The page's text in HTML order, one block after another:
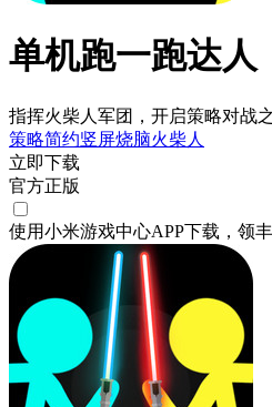
单机跑一跑达人
指挥火柴人军团，开启策略对战
策略简约竖屏烧脑火柴人
立即下载
官方正版
使用小米游戏中心APP下载 ，领